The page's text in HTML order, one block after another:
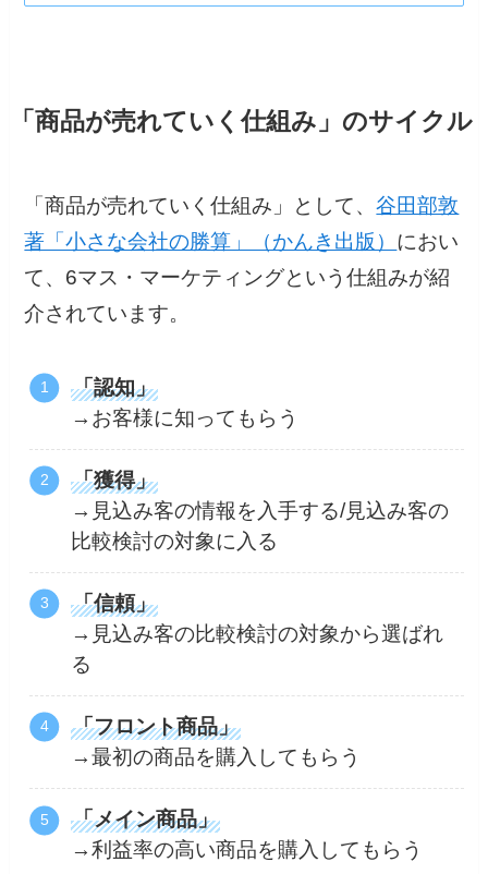
「商品が売れていく仕組み」のサイクル
「商品が売れていく仕組み」として、谷田部敦
著「小さな会社の勝算」（かんき出版） におい
て、6マス・マーケティングという仕組みが紹
介されています。
「認知」
→お客様に知ってもらう
「獲得」
→見込み客の情報を入手する/見込み客の
比較検討の対象に入る
「信頼」
→見込み客の比較検討の対象から選ばれ
る
「フロント商品」
→最初の商品を購入してもらう
「メイン商品」
→利益率の高い商品を購入してもらう